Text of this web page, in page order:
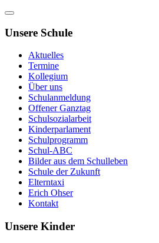
Unsere Schule
Aktuelles
Termine
Kollegium
Über uns
Schulanmeldung
Offener Ganztag
Schulsozialarbeit
Kinderparlament
Schulprogramm
Schul-ABC
Bilder aus dem Schulleben
Schule der Zukunft
Elterntaxi
Erich Ohser
Kontakt
Unsere Kinder